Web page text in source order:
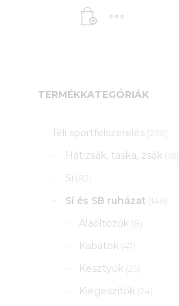
TERMÉKKATEGÓRIÁK
Téli sportfelszerelés (296)
Hátizsák, táska, zsák (18)
Sí (82)
Sí és SB ruházat (146)
Aláöltözők (8)
Kabátok (47)
Kesztyűk (25)
Kiegészítők (24)